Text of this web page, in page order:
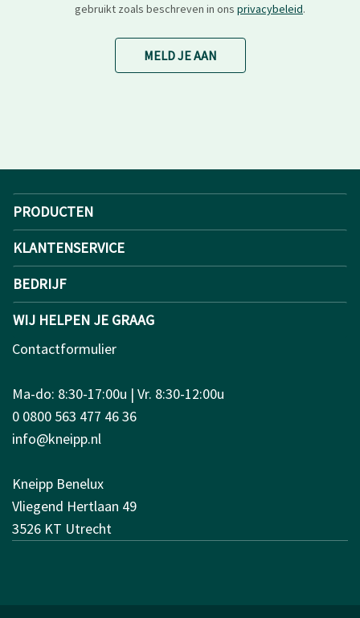
gebruikt zoals beschreven in ons privacybeleid.
MELD JE AAN
PRODUCTEN
KLANTENSERVICE
BEDRIJF
WIJ HELPEN JE GRAAG
Contactformulier
Ma-do: 8:30-17:00u | Vr. 8:30-12:00u
0 0800 563 477 46 36
info@kneipp.nl
Kneipp Benelux
Vliegend Hertlaan 49
3526 KT Utrecht